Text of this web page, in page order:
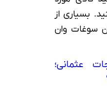
بسیاری از
سوغات وان
عثمانی؛